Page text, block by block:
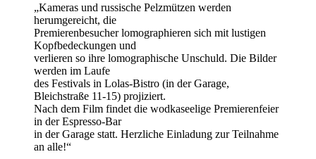
„Kameras und russische Pelzmützen werden
herumgereicht, die
Premierenbesucher lomographieren sich mit lustigen
Kopfbedeckungen und
verlieren so ihre lomographische Unschuld. Die Bilder
werden im Laufe
des Festivals in Lolas-Bistro (in der Garage,
Bleichstraße 11-15) projiziert.
Nach dem Film findet die wodkaseelige Premierenfeier
in der Espresso-Bar
in der Garage statt. Herzliche Einladung zur Teilnahme
an alle!“